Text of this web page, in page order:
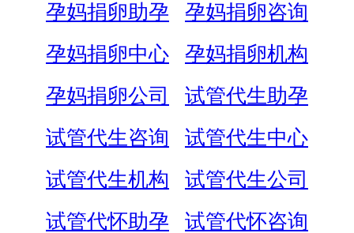
孕妈捐卵助孕
孕妈捐卵咨询
孕妈捐卵中心
孕妈捐卵机构
孕妈捐卵公司
试管代生助孕
试管代生咨询
试管代生中心
试管代生机构
试管代生公司
试管代怀助孕
试管代怀咨询